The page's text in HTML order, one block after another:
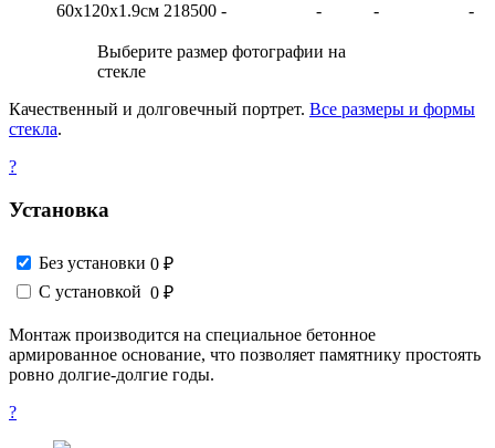
60х120х1.9см 218500 - - - -
Выберите размер фотографии на
стекле
Качественный и долговечный портрет. Все размеры и формы
стекла.
?
Установка
Без установки 0 ₽
С установкой 0 ₽
Монтаж производится на специальное бетонное
армированное основание, что позволяет памятнику простоять
ровно долгие-долгие годы.
?